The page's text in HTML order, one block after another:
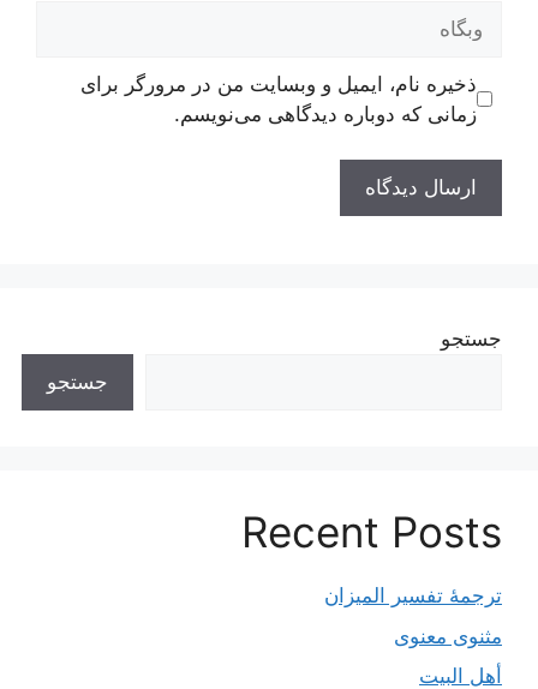
وبگاه
ذخیره نام، ایمیل و وبسایت من در مرورگر برای
زمانی که دوباره دیدگاهی می‌نویسم.
جستجو
جستجو
Recent Posts
ترجمۀ تفسیر المیزان
مثنوی معنوی
أهل البيت